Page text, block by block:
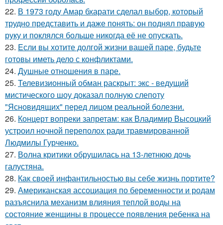
22. В 1973 году Амар бхарати сделал выбор, который
трудно представить и даже понять: он поднял правую
руку и поклялся больше никогда её не опускать.
23. Eсли вы хотите долгой жизни вашей паре, будьте
готовы иметь дело с конфликтами.
24. Душные отношения в паре.
25. Телевизионный обман раскрыт: экс - ведущий
мистического шоу доказал полную слепоту
"Ясновидящих" перед лицом реальной болезни.
26. Концерт вопреки запретам: как Владимир Высоцкий
устроил ночной переполох ради травмированной
Людмилы Гурченко.
27. Волна критики обрушилась на 13-летнюю дочь
галустяна.
28. Как своей инфантильностью вы себе жизнь портите?
29. Американская ассоциация по беременности и родам
разъяснила механизм влияния теплой воды на
состояние женщины в процессе появления ребенка на